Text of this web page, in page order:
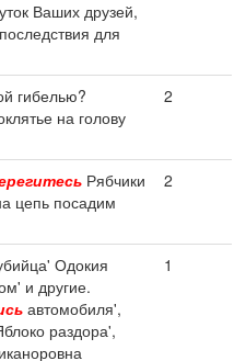
Ваших друзей,
для
гибелью?
на голову
2
Рябчики
цепь посадим
2
Одокия
и другие.
автомобиля',
раздора',
1